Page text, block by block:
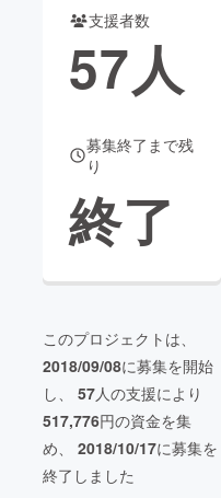
支援者数
57人
募集終了まで残
り
終了
このプロジェクトは、
2018/09/08に募集を開始
し、 57人の支援により
517,776円の資金を集
め、 2018/10/17に募集を
終了しました